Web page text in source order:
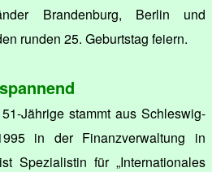
Brandenburg, Berlin und
runden 25. Geburtstag feiern.
Jährige stammt aus Schleswig-
in der Finanzverwaltung in
Spezialistin für „Internationales